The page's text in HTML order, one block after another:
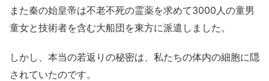
また秦の始皇帝は不老不死の霊薬を求めて3000人の童男
童女と技術者を含む大船団を東方に派遣しました。
しかし、本当の若返りの秘密は、私たちの体内の細胞に隠
されていたのです。